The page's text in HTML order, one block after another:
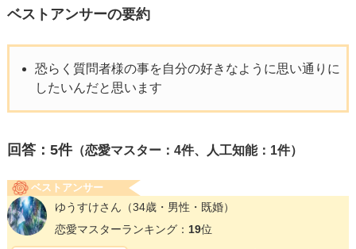
ベストアンサーの要約
恐らく質問者様の事を自分の好きなように思い通りに
したいんだと思います
回答： 5件（恋愛マスター：4件、人工知能：1件）
ベストアンサー
ゆうすけさん （34歳・男性・既婚）
恋愛マスターランキング： 19位